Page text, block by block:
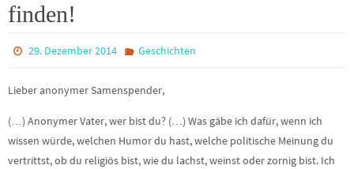
finden!
29. Dezember 2014 Geschichten
Lieber anonymer Samenspender,
(…) Anonymer Vater, wer bist du? (…) Was gäbe ich dafür, wenn ich
wissen würde, welchen Humor du hast, welche politische Meinung du
vertrittst, ob du religiös bist, wie du lachst, weinst oder zornig bist. Ich